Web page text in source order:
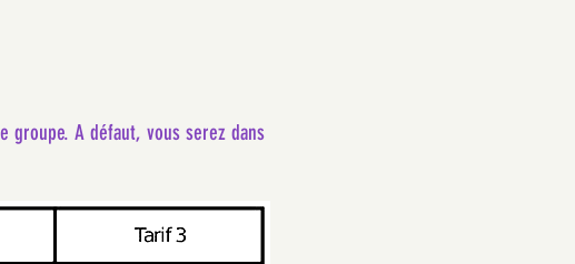
A défaut, vous serez dans